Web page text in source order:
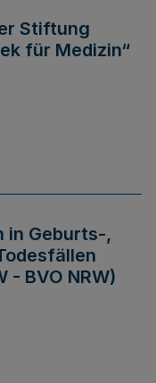
Stiftung
für Medizin“
in Geburts-,
- BVO NRW)